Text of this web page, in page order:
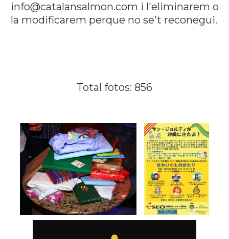
info@catalansalmon.com i l'eliminarem o
la modificarem perque no se't reconegui.
Total fotos: 856